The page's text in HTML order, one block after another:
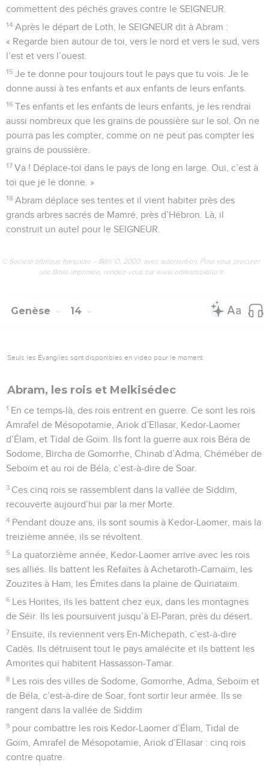
commettent des péchés graves contre le SEIGNEUR.
14 Après le départ de Loth, le SEIGNEUR dit à Abram :
« Regarde bien autour de toi, vers le nord et vers le sud, vers
l’est et vers l’ouest.
15 Je te donne pour toujours tout le pays que tu vois. Je le
donne aussi à tes enfants et aux enfants de leurs enfants.
16 Tes enfants et les enfants de leurs enfants, je les rendrai
aussi nombreux que les grains de poussière sur le sol. On ne
pourra pas les compter, comme on ne peut pas compter les
grains de poussière.
17 Va ! Déplace-toi dans le pays de long en large. Oui, c’est à
toi que je le donne. »
18 Abram déplace ses tentes et il vient habiter près des
grands arbres sacrés de Mamré, près d’Hébron. Là, il
construit un autel pour le SEIGNEUR.
© Société biblique française – Bibli’O, 2000, avec autorisation. Pour vous procurer
une Bible imprimée, rendez-vous sur www.editionsbiblio.fr
Genèse 14
Seuls les Évangiles sont disponibles en vidéo pour le moment.
Abram, les rois et Melkisédec
1 En ce temps-là, des rois entrent en guerre. Ce sont les rois
Amrafel de Mésopotamie, Ariok d’Ellasar, Kedor-Laomer
d’Élam, et Tidal de Goïm. Ils font la guerre aux rois Béra de
Sodome, Bircha de Gomorrhe, Chinab d’Adma, Chéméber de
Seboïm et au roi de Béla, c’est-à-dire de Soar.
3 Ces cinq rois se rassemblent dans la vallée de Siddim,
recouverte aujourd’hui par la mer Morte.
4 Pendant douze ans, ils sont soumis à Kedor-Laomer, mais la
treizième année, ils se révoltent.
5 La quatorzième année, Kedor-Laomer arrive avec les rois
ses alliés. Ils battent les Refaïtes à Achetaroth-Carnaïm, les
Zouzites à Ham, les Émites dans la plaine de Quiriataïm.
6 Les Horites, ils les battent chez eux, dans les montagnes
de Séir. Ils les poursuivent jusqu’à El-Paran, près du désert.
7 Ensuite, ils reviennent vers En-Michepath, c’est-à-dire
Cadès. Ils détruisent tout le pays amalécite et ils battent les
Amorites qui habitent Hassasson-Tamar.
8 Les rois des villes de Sodome, Gomorrhe, Adma, Seboïm et
de Béla, c’est-à-dire de Soar, font sortir leur armée. Ils se
rangent dans la vallée de Siddim
9 pour combattre les rois Kedor-Laomer d’Élam, Tidal de
Goïm, Amrafel de Mésopotamie, Ariok d’Ellasar : cinq rois
contre quatre.